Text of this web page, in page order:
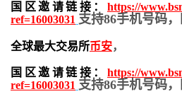
国区邀请链接： https://
ref=16003031 支持86手机号码，
全球最大交易所币安，
国区邀请链接： https://
ref=16003031 支持86手机号码，